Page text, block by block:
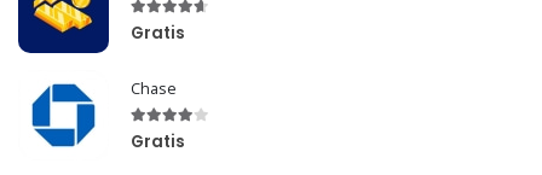
Gratis
Chase
Gratis